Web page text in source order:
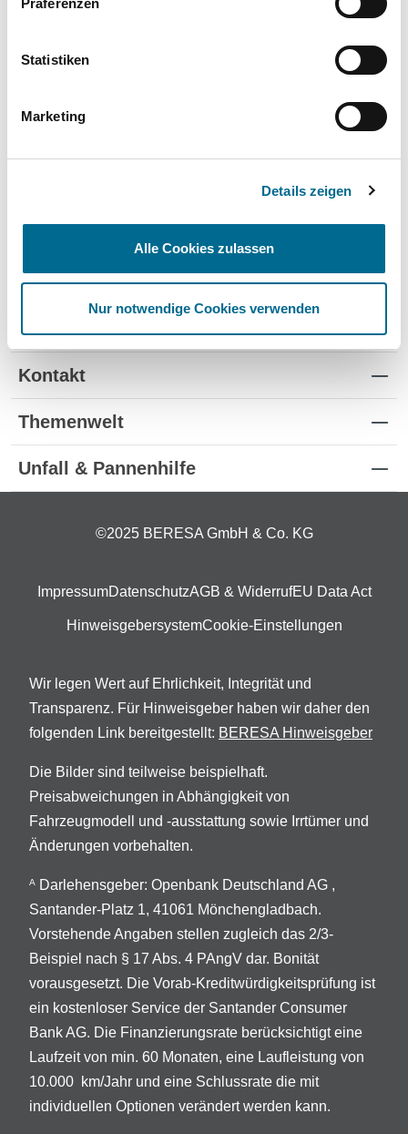
Präferenzen
Statistiken
Marketing
Details zeigen
Alle Cookies zulassen
Nur notwendige Cookies verwenden
Schnelle Verfügbarkeit
Flexible Laufzeiten ✔ - -
- -
Standorte
Kontakt
Themenwelt
Unfall & Pannenhilfe
©2025 BERESA GmbH & Co. KG
ImpressumDatenschutzAGB & WiderrufEU Data Act
HinweisgebersystemCookie-Einstellungen
Wir legen Wert auf Ehrlichkeit, Integrität und
Transparenz. Für Hinweisgeber haben wir daher den
folgenden Link bereitgestellt: BERESA Hinweisgeber
Die Bilder sind teilweise beispielhaft.
Preisabweichungen in Abhängigkeit von
Fahrzeugmodell und -ausstattung sowie Irrtümer und
Änderungen vorbehalten.
A
Darlehensgeber: Openbank Deutschland AG ,
Santander-Platz 1, 41061 Mönchengladbach.
Vorstehende Angaben stellen zugleich das 2/3-
Beispiel nach § 17 Abs. 4 PAngV dar. Bonität
vorausgesetzt. Die Vorab-Kreditwürdigkeitsprüfung ist
ein kostenloser Service der Santander Consumer
Bank AG. Die Finanzierungsrate berücksichtigt eine
Laufzeit von min. 60 Monaten, eine Laufleistung von
10.000 km/Jahr und eine Schlussrate die mit
individuellen Optionen verändert werden kann.